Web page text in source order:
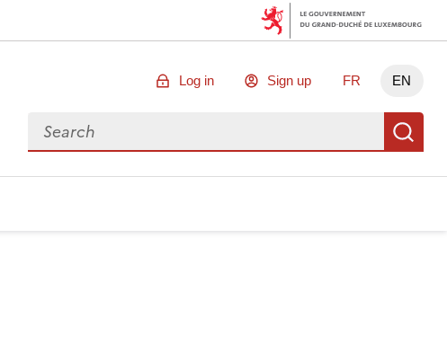
Log in Sign up FR EN
Search for data